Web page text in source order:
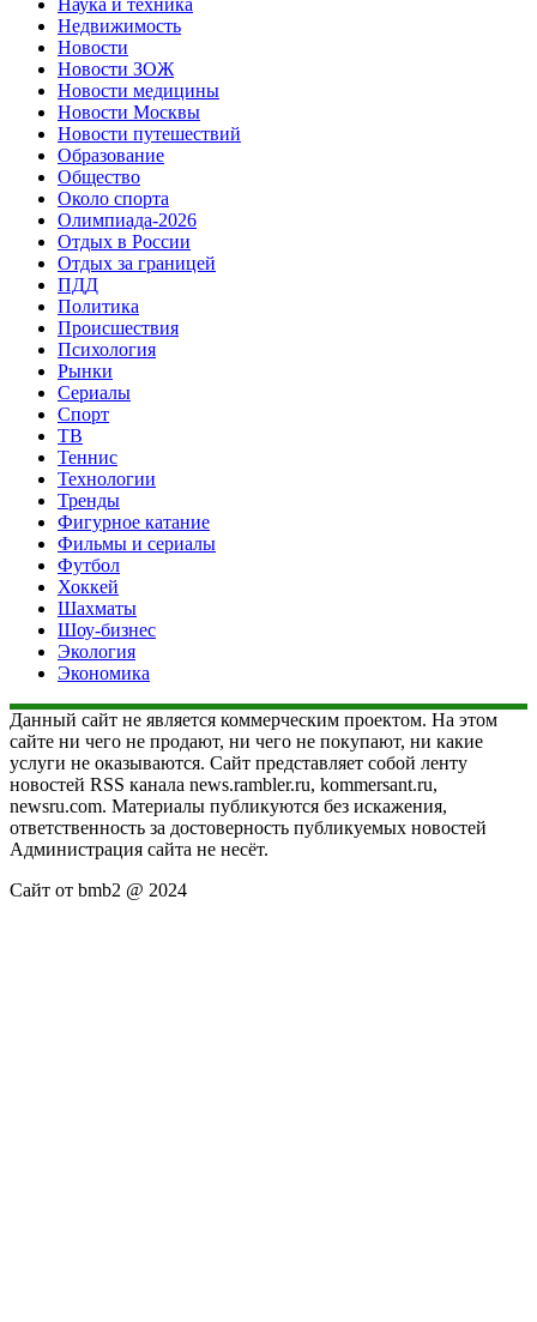
Недвижимость
Новости
Новости ЗОЖ
Новости медицины
Новости Москвы
Новости путешествий
Образование
Общество
Около спорта
Олимпиада-2026
Отдых в России
Отдых за границей
ПДД
Политика
Происшествия
Психология
Рынки
Сериалы
Спорт
ТВ
Теннис
Технологии
Тренды
Фигурное катание
Фильмы и сериалы
Футбол
Хоккей
Шахматы
Шоу-бизнес
Экология
Экономика
Данный сайт не является коммерческим проектом. На этом
сайте ни чего не продают, ни чего не покупают, ни какие
услуги не оказываются. Сайт представляет собой ленту
новостей RSS канала news.rambler.ru, kommersant.ru,
newsru.com. Материалы публикуются без искажения,
ответственность за достоверность публикуемых новостей
Администрация сайта не несёт.
Сайт от bmb2 @ 2024